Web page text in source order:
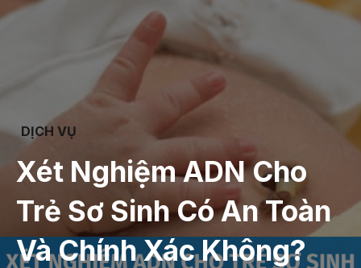
DỊCH VỤ
Xét Nghiệm ADN Cho
Trẻ Sơ Sinh Có An Toàn
Và Chính Xác Không?